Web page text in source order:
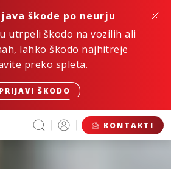
škode po neurju
utrpeli škodo na vozilih ali
lahko škodo najhitreje
preko spleta.
PRIJAVI ŠKODO
KONTAKTI